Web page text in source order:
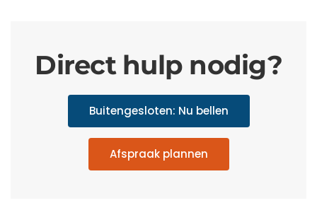
Direct hulp nodig?
Buitengesloten: Nu bellen
Afspraak plannen